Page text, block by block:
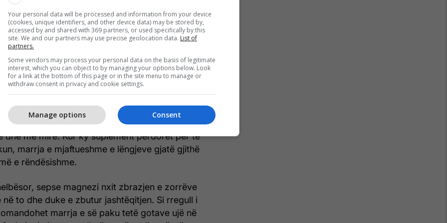
farat dhe frutat arrore, në ushqimin e përditshëm
e efektit të vet suplementit.
si spinaqi përmbajnë acid oksalik, i cili mund ta
Për këtë arsye rekomandohet që këto
në të njëjtën kohë me suplementet.
ujit
me një gotë të plotë ujë e ndihmon trupin ta
dhe më mirë. Kur ky suplement përdoret për të
marrja e mjaftueshme e lëngjeve gjatë gjithë
e rëndësishme.
sepse magnezi nxit zbrazjen e zorrëve
në to dhe duke e zbutur jashtëqitjen. Si rregull i
marrja e së paku tetë gotave ujë në
Your personal data will be processed and information from your device
(cookies, unique identifiers, and other device data) may be stored by,
accessed by and shared with 369 partners, or used specifically by this
site. We and our partners may use precise geolocation data. List of
partners.
Some vendors may process your personal data on the basis of legitimate
interest, which you can object to by managing your options below. Look
for a link at the bottom of this page or in the site menu to manage or
withdraw consent in privacy and cookie settings.
Consent
Manage options